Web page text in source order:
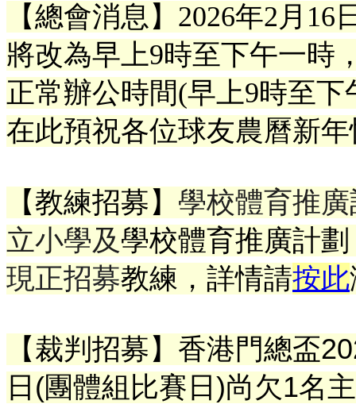
【總會消息】2026年2月
將改為早上9時至下午一時
正常辦公時間(早上9時至下
在此預祝各位球友農曆新
【教練招募】 學校體育推
立小學及學校體育推廣計劃
現正招募教練 ，詳情請按此
【裁判招募】 香港門總盃
日(團體組比賽日)尚欠1名